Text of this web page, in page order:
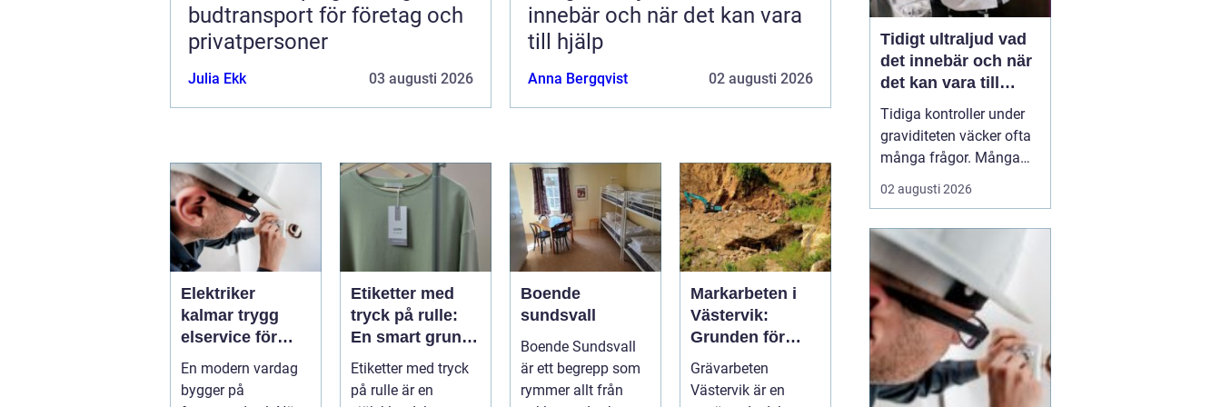
budtransport för företag och
privatpersoner
Julia Ekk 03 augusti 2026
innebär och när det kan vara
till hjälp
Anna Bergqvist 02 augusti 2026
Elektriker
kalmar trygg
elservice för
hem och företag
En modern vardag
bygger på
Etiketter med
tryck på rulle:
En smart grund
för effektiv
märkning
Etiketter med tryck
på rulle är en
Boende
sundsvall
Boende Sundsvall
är ett begrepp som
rymmer allt från
Markarbeten i
Västervik:
Grunden för
hållbara
byggprojekt
Grävarbeten
Västervik är en
Tidigt ultraljud vad
det innebär och när
det kan vara till
hjälp
Tidiga kontroller under
graviditeten väcker ofta
många frågor. Många
undrar när ultraljud kan
göras, vad som går att
undersökningen kan
säga något om barnets
hälsa. Tidigt ultraljud
har utvecklats mycket de
senaste åren och
används i dag bå...
02 augusti 2026